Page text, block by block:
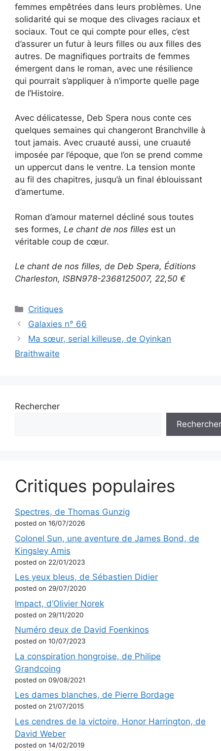
femmes empêtrées dans leurs problèmes. Une
solidarité qui se moque des clivages raciaux et
sociaux. Tout ce qui compte pour elles, c’est
d’assurer un futur à leurs filles ou aux filles des
autres. De magnifiques portraits de femmes
émergent dans le roman, avec une résilience
qui pourrait s’appliquer à n’importe quelle page
de l’Histoire.
Avec délicatesse, Deb Spera nous conte ces
quelques semaines qui changeront Branchville à
tout jamais. Avec cruauté aussi, une cruauté
imposée par l’époque, que l’on se prend comme
un uppercut dans le ventre. La tension monte
au fil des chapitres, jusqu’à un final éblouissant
d’amertume.
Roman d’amour maternel décliné sous toutes
ses formes, Le chant de nos filles est un
véritable coup de cœur.
Le chant de nos filles, de Deb Spera, Éditions
Charleston, ISBN978-2368125007, 22,50 €
Critiques
Galaxies n° 66
Ma sœur, serial killeuse, de Oyinkan
Braithwaite
Rechercher
Rechercher
Critiques populaires
Spectres, de Thomas Gunzig
posted on 16/07/2026
Colonel Sun, une aventure de James Bond, de
Kingsley Amis
posted on 22/01/2023
Les yeux bleus, de Sébastien Didier
posted on 29/07/2020
Impact, d’Olivier Norek
posted on 29/11/2020
Numéro deux de David Foenkinos
posted on 10/07/2023
La conspiration hongroise, de Philipe
Grandcoing
posted on 09/08/2021
Les dames blanches, de Pierre Bordage
posted on 21/07/2015
Les cendres de la victoire, Honor Harrington, de
David Weber
posted on 14/02/2019